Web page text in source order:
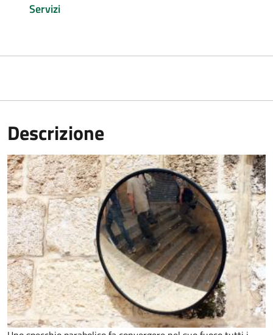
Servizi
Descrizione